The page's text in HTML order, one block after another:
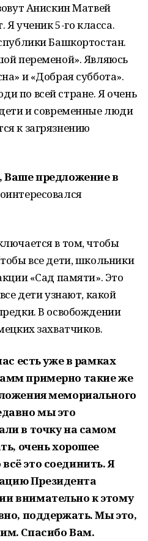
Анискин Матвей
Я ученик 5-го класса.
Башкортостан.
переменой». Являюсь
и «Добрая суббота».
по всей стране. Я очень
и современные люди
к загрязнению
Ваше предложение в
в том, чтобы
все дети, школьники
«Сад памяти». Это
дети узнают, какой
В освобождении
захватчиков.
есть уже в рамках
примерно такие же
мемориального
мы это
в точку на самом
очень хорошее
это соединить. Я
Президента
внимательно к этому
поддержать. Мы это,
Спасибо Вам.